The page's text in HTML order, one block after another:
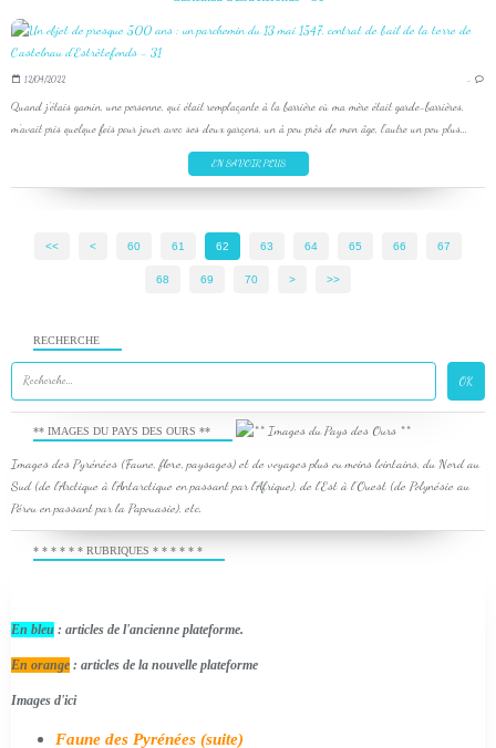
12/04/2022 …
Quand j'étais gamin, une personne, qui était remplaçante à la barrière où ma mère était garde-barrières,
m'avait pris quelque fois pour jouer avec ses deux garçons, un à peu près de mon âge, l'autre un peu plus...
EN SAVOIR PLUS
<< < 10
20
30
40
50
60 61 62 63 64 65 66 67
68 69 70 80
90
100
200
300
400
500
600
700
800
900
1000
1100
> >>
RECHERCHE
** IMAGES DU PAYS DES OURS **
Images des Pyrénées (Faune, flore, paysages) et de voyages plus ou moins lointains, du Nord au
Sud (de l'Arctique à l'Antarctique en passant par l'Afrique), de l'Est à l'Ouest (de Polynésie au
Pérou en passant par la Papouasie), etc.
* * * * * * RUBRIQUES * * * * * *
En bleu : articles de l'ancienne plateforme.
En orange : articles de la nouvelle plateforme
Images d'ici
Faune des Pyrénées (suite)